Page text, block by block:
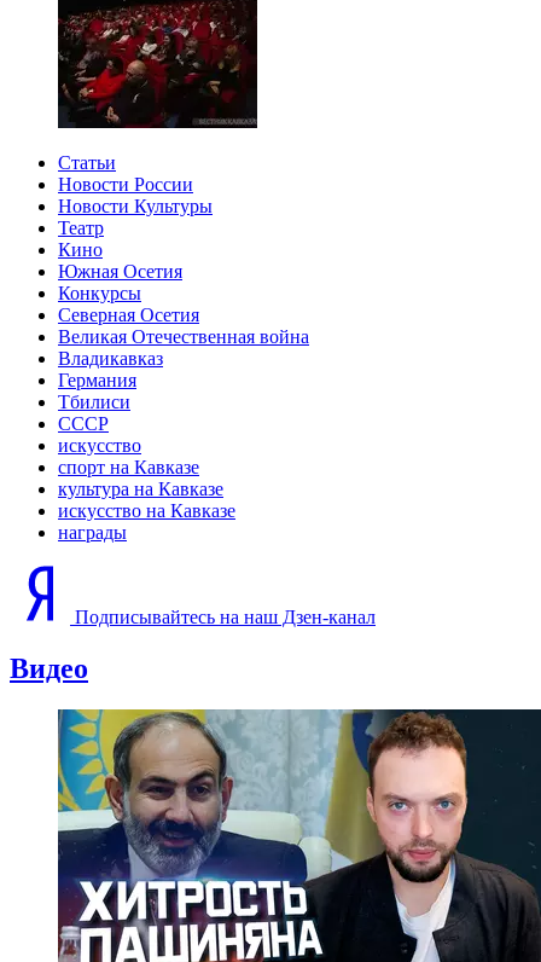
Статьи
Новости России
Новости Культуры
Театр
Кино
Южная Осетия
Конкурсы
Северная Осетия
Великая Отечественная война
Владикавказ
Германия
Тбилиси
СССР
искусство
спорт на Кавказе
культура на Кавказе
искусство на Кавказе
награды
Подписывайтесь на наш Дзен-канал
Видео